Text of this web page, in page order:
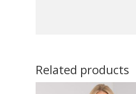
Related products